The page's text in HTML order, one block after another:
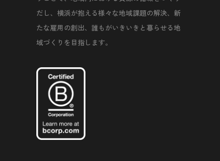
だし、横浜が抱える様々な地域課題の解決、新
たな雇用の創出、誰もがいきいきと暮らせる地
域づくりを目指します。